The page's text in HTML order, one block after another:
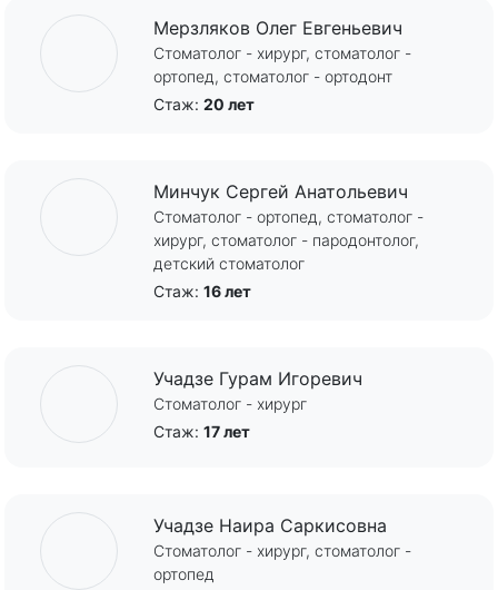
Мерзляков Олег Евгеньевич
Стоматолог - хирург, стоматолог -
ортопед, стоматолог - ортодонт
Стаж: 20 лет
Минчук Сергей Анатольевич
Стоматолог - ортопед, стоматолог -
хирург, стоматолог - пародонтолог,
детский стоматолог
Стаж: 16 лет
Учадзе Гурам Игоревич
Стоматолог - хирург
Стаж: 17 лет
Учадзе Наира Саркисовна
Стоматолог - хирург, стоматолог -
ортопед